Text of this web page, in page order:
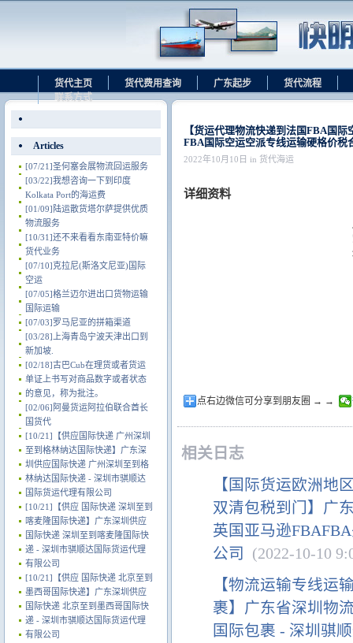
货代主页 货代费用查询 广东起步
货代流程
联系方式
【货运代理物流快递到法国FBA国
FBA国际空运空派专线运输硬格价税
2022年10月10日 in 货代海运
详细资料
点右边微信可分享到朋友圈 → →
相关日志
【国际货运欧洲地
双清包税到门】广
英国亚马逊
公司
(2022-10-10
【物流运输专线运
裹】广东省深圳物
国际包裹 - 深圳骐
Articles
[07/21]圣何塞会展物流回运服务
[03/22]我想咨询一下到印度
Kolkata Port的海运费
[01/09] 陆运散货塔尔萨提供优质
物流服务
[10/31]还不来看看东南亚特价嘛
货代业务
[07/10]克拉尼(斯洛文尼亚)国际
空运
[07/05]格兰迈尔进出口货物运输
国际运输
[07/03]罗马尼亚的拼箱渠道
[03/28] 上海青岛宁波天津出口到
新加坡.
[02/18]古巴Cub在理货或者货运
单证上书写对商品数字或者状态
的意见，称为批注。
[02/06] 阿曼货运阿拉伯联合酋长
国货代
[10/21] 【供应国际快递 广州深圳
至到格林纳达国际快递】广东深
圳供应国际快递 广州深圳至到格
林纳达国际快递 - 深圳市骐顺达
国际货运代理有限公司
[10/21] 【供应 国际快递 深圳至到
喀麦隆国际快递】广东深圳供应
国际快递 深圳至到喀麦隆国际快
递 - 深圳市骐顺达国际货运代理
有限公司
[10/21] 【供应 国际快递 北京至到
墨西哥国际快递】广东深圳供应
国际快递 北京至到墨西哥国际快
递 - 深圳市骐顺达国际货运代理
有限公司